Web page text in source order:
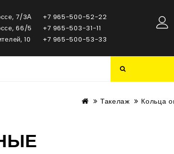
7/3А
+7 965-500-52-22
66/5
+7 965-503-31-11
10
+7 965-500-53-33
Такелаж Кольца